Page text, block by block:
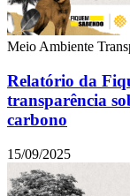
Meio Ambiente
Relatório da
transparência
carbono
15/09/2025